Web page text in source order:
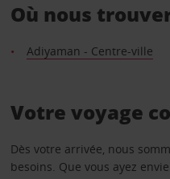
Où nous
Adiyaman - Centre-ville
Votre voyage
Dès votre arrivée, nous
besoins. Que vous ayez